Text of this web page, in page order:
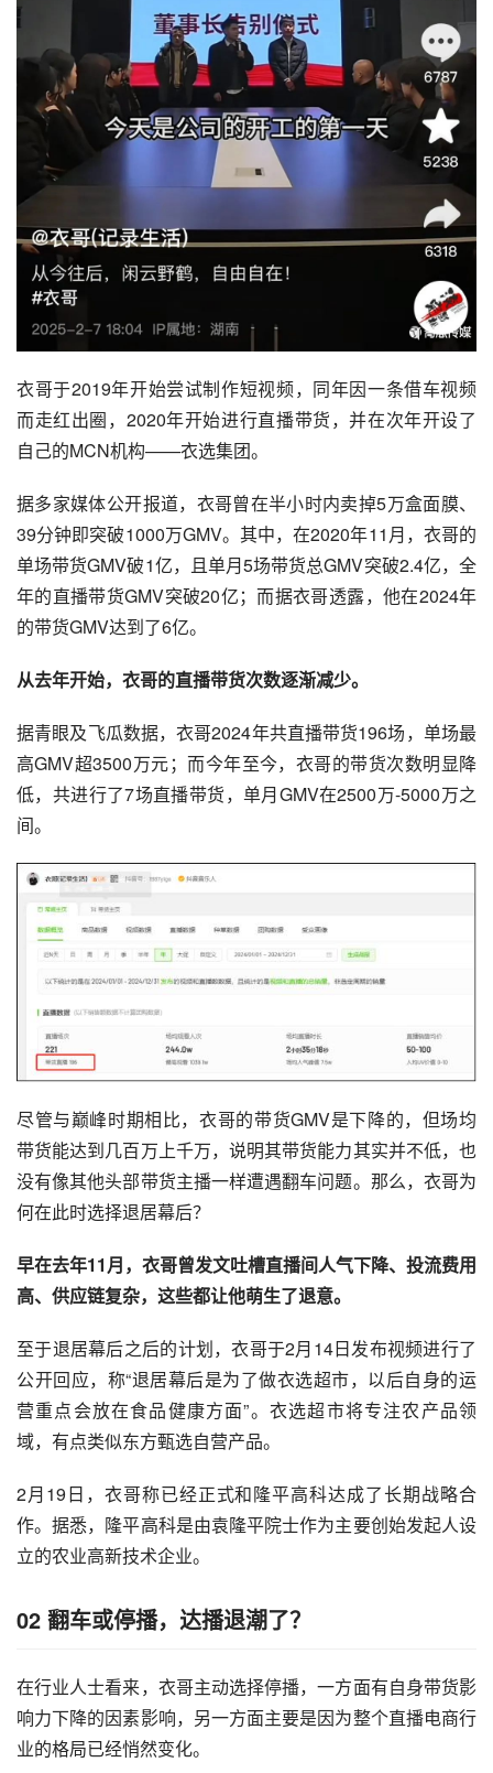
衣哥于2019年开始尝试制作短视频，同年因一条借车视频
而走红出圈，2020年开始进行直播带货，并在次年开设了
自己的MCN机构——衣选集团。
据多家媒体公开报道，衣哥曾在半小时内卖掉5万盒面膜、
39分钟即突破1000万GMV。其中，在2020年11月，衣哥的
单场带货GMV破1亿，且单月5场带货总GMV突破2.4亿，全
年的直播带货GMV突破20亿；而据衣哥透露，他在2024年
的带货GMV达到了6亿。
从去年开始，衣哥的直播带货次数逐渐减少。
据青眼及飞瓜数据，衣哥2024年共直播带货196场，单场最
高GMV超3500万元；而今年至今，衣哥的带货次数明显降
低，共进行了7场直播带货，单月GMV在2500万-5000万之
间。
尽管与巅峰时期相比，衣哥的带货GMV是下降的，但场均
带货能达到几百万上千万，说明其带货能力其实并不低，也
没有像其他头部带货主播一样遭遇翻车问题。那么，衣哥为
何在此时选择退居幕后？
早在去年11月，衣哥曾发文吐槽直播间人气下降、投流费用
高、供应链复杂，这些都让他萌生了退意。
至于退居幕后之后的计划，衣哥于2月14日发布视频进行了
公开回应，称“退居幕后是为了做衣选超市，以后自身的运
营重点会放在食品健康方面”。衣选超市将专注农产品领
域，有点类似东方甄选自营产品。
2月19日，衣哥称已经正式和隆平高科达成了长期战略合
作。据悉，隆平高科是由袁隆平院士作为主要创始发起人设
立的农业高新技术企业。
02 翻车或停播，达播退潮了？
在行业人士看来，衣哥主动选择停播，一方面有自身带货影
响力下降的因素影响，另一方面主要是因为整个直播电商行
业的格局已经悄然变化。